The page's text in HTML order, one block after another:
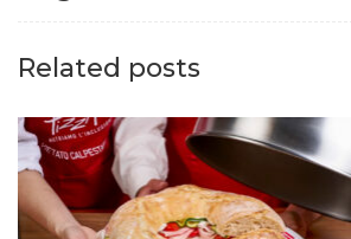
Related posts